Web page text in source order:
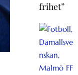
frihet”